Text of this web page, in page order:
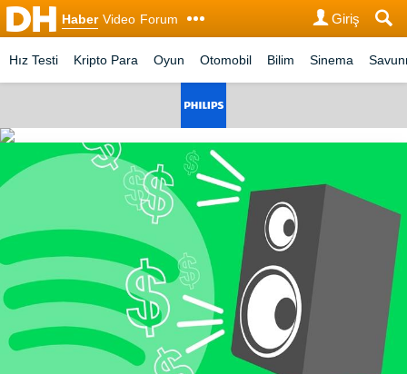
Haber Video Forum Giriş
Hız Testi Kripto Para Oyun Otomobil Bilim Sinema